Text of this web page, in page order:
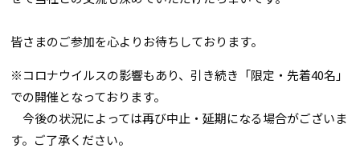
皆さまのご参加を心よりお待ちしております。
※コロナウイルスの影響もあり、引き続き「限定・先着40名」
での開催となっております。
今後の状況によっては再び中止・延期になる場合がございま
す。ご了承ください。